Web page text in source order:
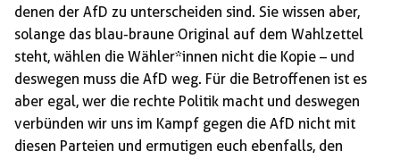
denen der AfD zu unterscheiden sind. Sie wissen aber,
solange das blau-braune Original auf dem Wahlzettel
steht, wählen die Wähler*innen nicht die Kopie – und
deswegen muss die AfD weg. Für die Betroffenen ist es
aber egal, wer die rechte Politik macht und deswegen
verbünden wir uns im Kampf gegen die AfD nicht mit
diesen Parteien und ermutigen euch ebenfalls, den